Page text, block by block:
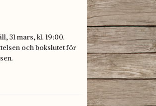
31 mars, kl. 19:00.
och bokslutet för